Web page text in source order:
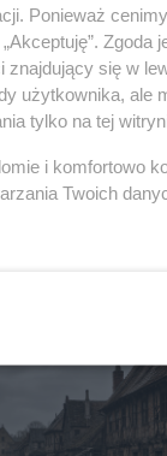
gazociąg i
służby
Ponieważ
Zgoda
się w
użytkownika, ale
tylko na tej
i komfortowo
Twoich